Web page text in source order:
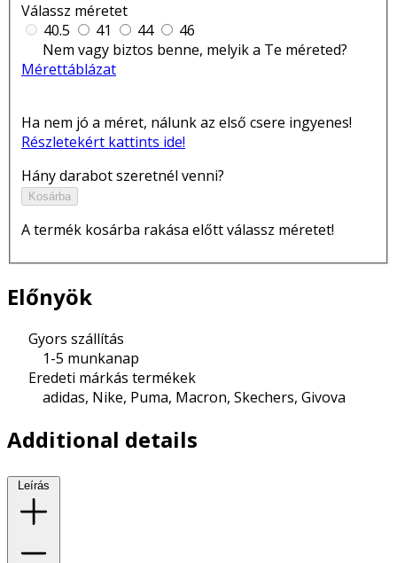
Válassz méretet
40.5
41 44
46
Nem vagy biztos benne, melyik a Te méreted?
Mérettáblázat
Ha nem jó a méret, nálunk az első csere ingyenes!
Részletekért kattints ide!
Hány darabot szeretnél venni?
Kosárba
A termék kosárba rakása előtt válassz méretet!
Előnyök
Gyors szállítás
1-5 munkanap
Eredeti márkás termékek
adidas, Nike, Puma, Macron, Skechers, Givova
Additional details
Leírás